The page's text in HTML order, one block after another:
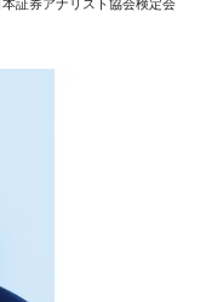
証券アナリスト協会検定会